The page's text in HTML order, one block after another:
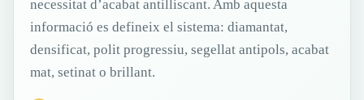
necessitat d’acabat antilliscant. Amb aquesta
informació es defineix el sistema: diamantat,
densificat, polit progressiu, segellat antipols, acabat
mat, setinat o brillant.